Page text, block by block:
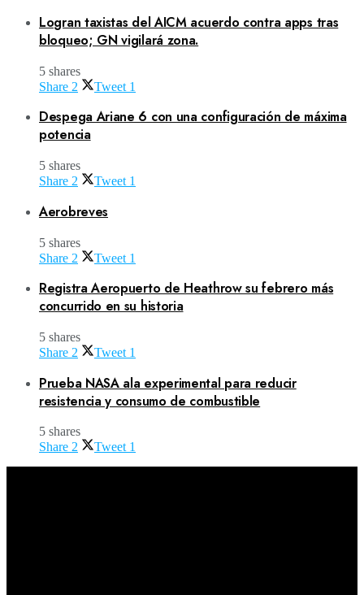
Logran taxistas del AICM acuerdo contra apps tras
bloqueo; GN vigilará zona.
5 shares
Share 2 Tweet 1
Despega Ariane 6 con una configuración de máxima
potencia
5 shares
Share 2 Tweet 1
Aerobreves
5 shares
Share 2 Tweet 1
Registra Aeropuerto de Heathrow su febrero más
concurrido en su historia
5 shares
Share 2 Tweet 1
Prueba NASA ala experimental para reducir
resistencia y consumo de combustible
5 shares
Share 2 Tweet 1